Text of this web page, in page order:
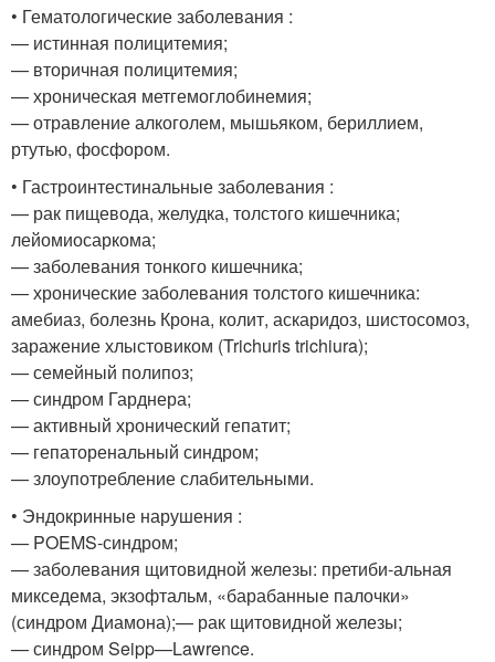
• Гематологические заболевания :
— истинная полицитемия;
— вторичная полицитемия;
— хроническая метгемоглобинемия;
— отравление алкоголем, мышьяком, бериллием,
ртутью, фосфором.
• Гастроинтестинальные заболевания :
— рак пищевода, желудка, толстого кишечника;
лейомиосаркома;
— заболевания тонкого кишечника;
— хронические заболевания толстого кишечника:
амебиаз, болезнь Крона, колит, аскаридоз, шистосомоз,
заражение хлыстовиком (Trichuris trichiura);
— семейный полипоз;
— синдром Гарднера;
— активный хронический гепатит;
— гепаторенальный синдром;
— злоупотребление слабительными.
• Эндокринные нарушения :
— POEMS-синдром;
— заболевания щитовидной железы: претиби-альная
микседема, экзофтальм, «барабанные палочки»
(синдром Диамона);— рак щитовидной железы;
— синдром Seipp—Lawrence.